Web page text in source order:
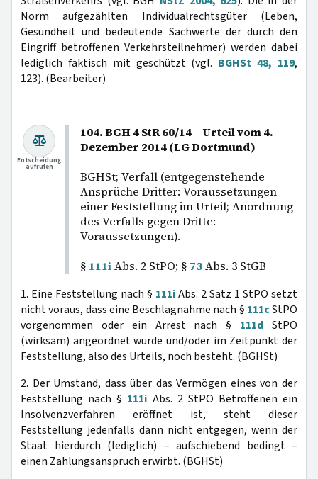
Norm aufgezählten Individualrechtsgüter (Leben,
Gesundheit und bedeutende Sachwerte der durch den
Eingriff betroffenen Verkehrsteilnehmer) werden dabei
lediglich faktisch mit geschützt (vgl. BGHSt 48, 119,
123). (Bearbeiter)
104. BGH 4 StR 60/14 – Urteil vom 4.
Dezember 2014 (LG Dortmund)
BGHSt; Verfall (entgegenstehende
Ansprüche Dritter: Voraussetzungen
einer Feststellung im Urteil; Anordnung
des Verfalls gegen Dritte:
Voraussetzungen).
§ 111iAbs. 2 StPO; § 73Abs. 3 StGB
Entscheidung
aufrufen
1. Eine Feststellung nach § 111iAbs. 2 Satz 1 StPO setzt
nicht voraus, dass eine Beschlagnahme nach § 111cStPO
vorgenommen oder ein Arrest nach § 111d StPO
(wirksam) angeordnet wurde und/oder im Zeitpunkt der
Feststellung, also des Urteils, noch besteht. (BGHSt)
2. Der Umstand, dass über das Vermögen eines von der
Feststellung nach § 111i Abs. 2 StPO Betroffenen ein
Insolvenzverfahren eröffnet ist, steht dieser
Feststellung jedenfalls dann nicht entgegen, wenn der
Staat hierdurch (lediglich) – aufschiebend bedingt –
einen Zahlungsanspruch erwirbt. (BGHSt)